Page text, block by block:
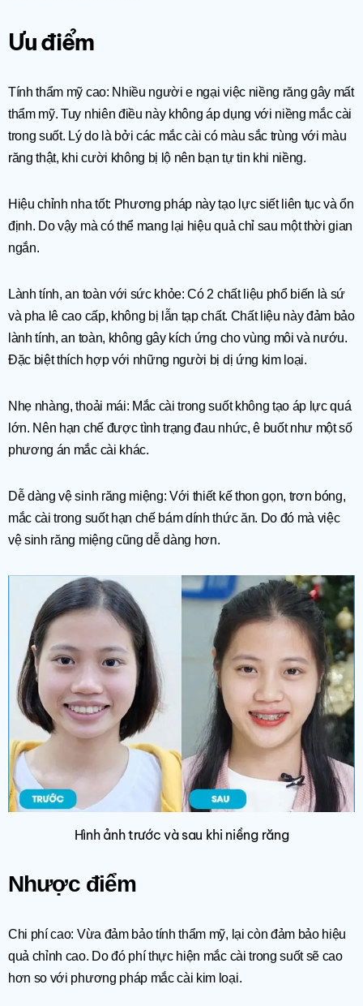
Ưu điểm
Tính thẩm mỹ cao: Nhiều người e ngại việc niềng răng gây mất
thẩm mỹ. Tuy nhiên điều này không áp dụng với niềng mắc cài
trong suốt. Lý do là bởi các mắc cài có màu sắc trùng với màu
răng thật, khi cười không bị lộ nên bạn tự tin khi niềng.
Hiệu chỉnh nha tốt: Phương pháp này tạo lực siết liên tục và ổn
định. Do vậy mà có thể mang lại hiệu quả chỉ sau một thời gian
ngắn.
Lành tính, an toàn với sức khỏe: Có 2 chất liệu phổ biến là sứ
và pha lê cao cấp, không bị lẫn tạp chất. Chất liệu này đảm bảo
lành tính, an toàn, không gây kích ứng cho vùng môi và nướu.
Đặc biệt thích hợp với những người bị dị ứng kim loại.
Nhẹ nhàng, thoải mái: Mắc cài trong suốt không tạo áp lực quá
lớn. Nên hạn chế được tình trạng đau nhức, ê buốt như một số
phương án mắc cài khác.
Dễ dàng vệ sinh răng miệng: Với thiết kế thon gọn, trơn bóng,
mắc cài trong suốt hạn chế bám dính thức ăn. Do đó mà việc
vệ sinh răng miệng cũng dễ dàng hơn.
Hình ảnh trước và sau khi niềng răng
Nhược điểm
Chi phí cao: Vừa đảm bảo tính thẩm mỹ, lại còn đảm bảo hiệu
quả chỉnh cao. Do đó phí thực hiện mắc cài trong suốt sẽ cao
hơn so với phương pháp mắc cài kim loại.